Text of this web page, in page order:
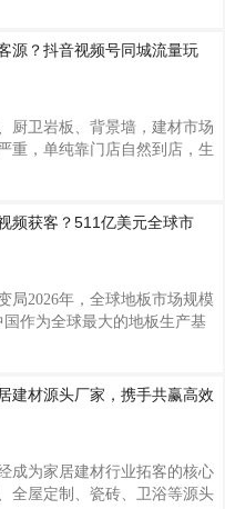
尺、获取平面方案。视频号更
争进入存量博弈阶段，门窗行
两大核心挑战：内容同质化导
费投流的成本持续上升但转化
：越拍越累却收效甚微不少门
——厂房、设备、工人、安装
量不算惨淡，三五千，偶尔破
私信更安静。这种状态让人产
业已经不适合做短视频
源？抖音视频号同城流量玩
厨卫岩板、背景墙，建材市场
重，单纯靠门店自然到店，生
度远超线下拓客。很多瓷砖商
报价格，没有场景搭配，业主
难产生咨询；外地泛流量多，
。昆明微正深耕昆明建材短视
打造铺贴实景、户型搭配、避
客厅地砖、厨卫墙砖、大理石
昆明各区域装修人群。短视频
也能看懂）钩子字幕：
频获客？511亿美元全球市
局2026年，全球地板市场规模
作为全球最大的地板生产基
已经发生根本变化：九成左右
通过短视频平台观看产品展
评测。线上渠道已成为地板
地板行业短视频获客的五大策
号加小红书，三平台协同布
业优先布局抖音，但单账号运
增速明显，表明老板IP矩阵已
建材源头厂家，携手共赢高效
成为家居建材行业拓客的核心
全屋定制、瓷砖、卫浴等源头